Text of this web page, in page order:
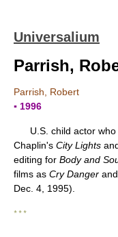
Universalium
Parrish,
Parrish, Robert
▪ 1996
U.S. child actor who
Chaplin's City Lights
editing for Body and
films as Cry Danger and
Dec. 4, 1995).
* * *